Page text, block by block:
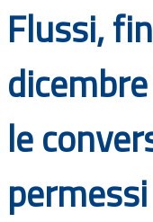
Bandi
Guide
Flussi,
le
permessi